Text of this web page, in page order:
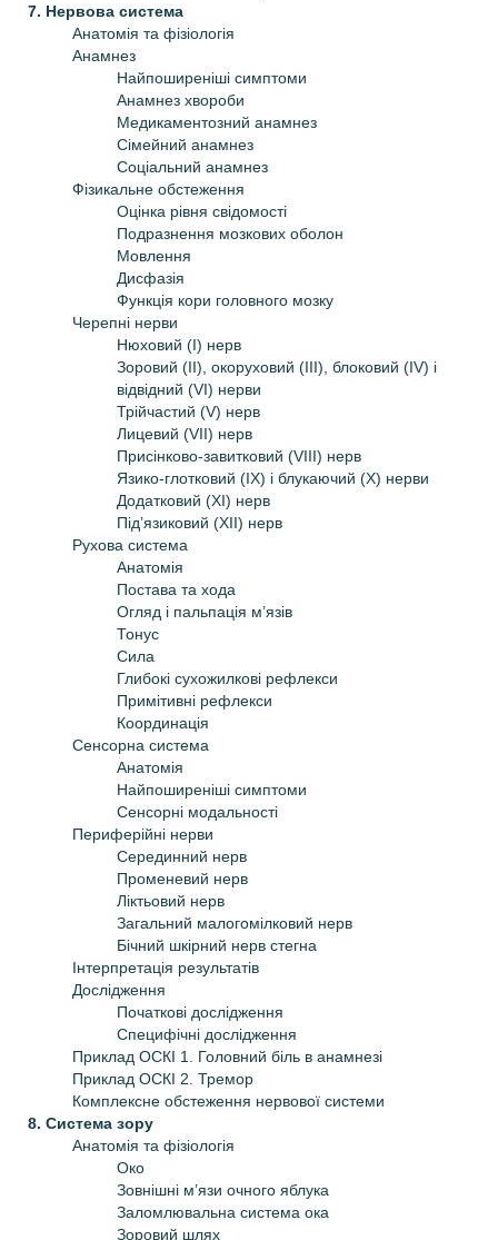
7. Нервова система
Анатомія та фізіологія
Анамнез
Найпоширеніші симптоми
Анамнез хвороби
Медикаментозний анамнез
Сімейний анамнез
Соціальний анамнез
Фізикальне обстеження
Оцінка рівня свідомості
Подразнення мозкових оболон
Мовлення
Дисфазія
Функція кори головного мозку
Черепні нерви
Нюховий (I) нерв
Зоровий (II), окоруховий (III), блоковий (IV) і
відвідний (VI) нерви
Трійчастий (V) нерв
Лицевий (VII) нерв
Присінково-завитковий (VIII) нерв
Язико-глотковий (IX) і блукаючий (X) нерви
Додатковий (XI) нерв
Під’язиковий (XII) нерв
Рухова система
Анатомія
Постава та хода
Огляд і пальпація м’язів
Тонус
Сила
Глибокі сухожилкові рефлекси
Примітивні рефлекси
Координація
Сенсорна система
Анатомія
Найпоширеніші симптоми
Сенсорні модальності
Периферійні нерви
Серединний нерв
Променевий нерв
Ліктьовий нерв
Загальний малогомілковий нерв
Бічний шкірний нерв стегна
Інтерпретація результатів
Дослідження
Початкові дослідження
Специфічні дослідження
Приклад ОСКІ 1. Головний біль в анамнезі
Приклад ОСКІ 2. Тремор
Комплексне обстеження нервової системи
8. Система зору
Анатомія та фізіологія
Око
Зовнішні м’язи очного яблука
Заломлювальна система ока
Зоровий шлях